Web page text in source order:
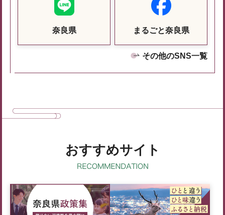
奈良県 まるごと奈良県
その他のSNS一覧
おすすめサイト